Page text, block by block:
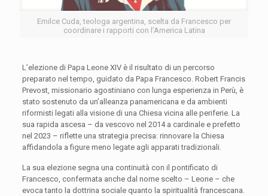
Emilce Cuda, teologa argentina, scelta da Francesco per
coordinare i rapporti con l’America Latina
L’elezione di Papa Leone XIV è il risultato di un percorso
preparato nel tempo, guidato da Papa Francesco. Robert Francis
Prevost, missionario agostiniano con lunga esperienza in Perù, è
stato sostenuto da un’alleanza panamericana e da ambienti
riformisti legati alla visione di una Chiesa vicina alle periferie. La
sua rapida ascesa – da vescovo nel 2014 a cardinale e prefetto
nel 2023 – riflette una strategia precisa: rinnovare la Chiesa
affidandola a figure meno legate agli apparati tradizionali.
La sua elezione segna una continuità con il pontificato di
Francesco, confermata anche dal nome scelto – Leone – che
evoca tanto la dottrina sociale quanto la spiritualità francescana.